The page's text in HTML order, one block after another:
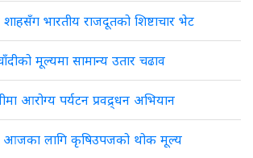
शाहसँग भारतीय राजदूतको शिष्टाचार भेट
मूल्यमा सामान्य उतार चढाव
आरोग्य पर्यटन प्रवद्र्धन अभियान
आजका लागि कृषिउपजको थोक मूल्य